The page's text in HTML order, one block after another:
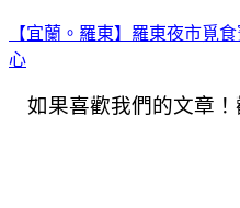
【宜蘭。羅東】羅東夜市覓
心
如果喜歡我們的文章